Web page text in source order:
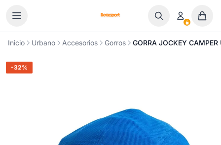
Inicio Urbano Accesorios Gorros GORRA JOCKEY
-32%